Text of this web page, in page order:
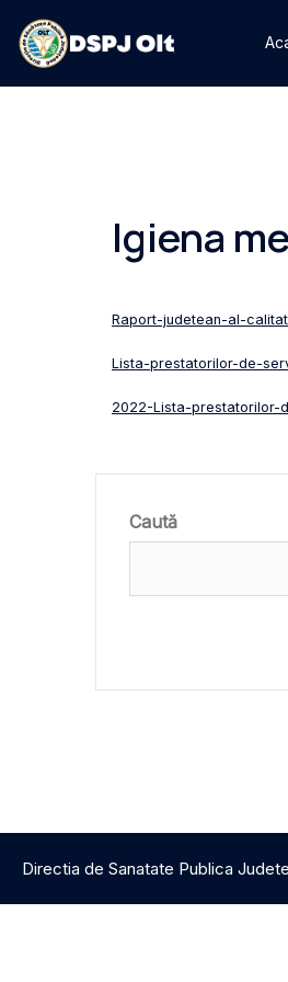
conținut
Igiena
Raport-judetean-al-
Lista-prestatorilor-de-
2022-Lista-prestatorilor-
Caută
Directia de Sanatate Publica